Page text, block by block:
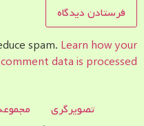
spam. Learn how your
comment data is processed.
تصویرگری